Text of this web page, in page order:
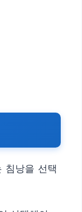
침낭을 선택